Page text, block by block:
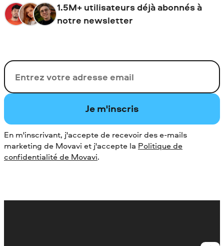
1.5M+ utilisateurs déjà abonnés à
notre newsletter
Votre adresse de messagerie
Je m'inscris
En m'inscrivant, j'accepte de recevoir des e-mails
marketing de Movavi et j'accepte la Politique de
confidentialité de Movavi.